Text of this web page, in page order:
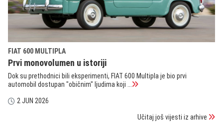
FIAT 600 MULTIPLA
Prvi monovolumen u istoriji
Dok su prethodnici bili eksperimenti, FIAT 600 Multipla je bio prvi
automobil dostupan "običnim" ljudima koji ...
2 JUN 2026
Učitaj još vijesti iz arhive